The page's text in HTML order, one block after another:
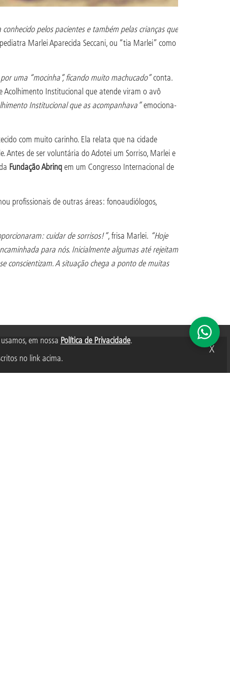
em nossa Política de Privacidade.
no link acima.
X
pelos pacientes e também pelas crianças que
Marlei Aparecida Seccani, ou “tia Marlei” como
uma “mocinha”, ficando muito machucado”conta.
Acolhimento Institucional que atende viram o avô
Institucional que as acompanhava”emociona-
com muito carinho. Ela relata que na cidade
Antes de ser voluntária do Adotei um Sorriso, Marlei e
Fundação Abrinqem um Congresso Internacional de
profissionais de outras áreas: fonoaudiólogos,
cuidar de sorrisos!”, frisa Marlei. “Hoje
para nós. Inicialmente algumas até rejeitam
conscientizam. A situação chega a ponto de muitas